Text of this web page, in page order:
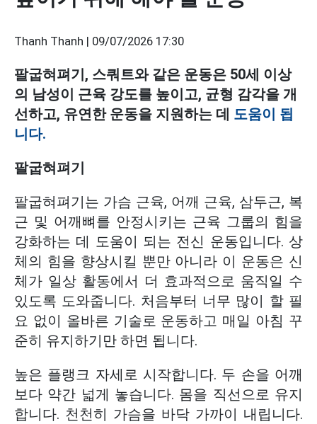
Thanh Thanh | 09/07/2026 17:30
팔굽혀펴기, 스쿼트와 같은 운동은 50세 이상
의 남성이 근육 강도를 높이고, 균형 감각을 개
선하고, 유연한 운동을 지원하는 데 도움이 됩
니다.
팔굽혀펴기
팔굽혀펴기는 가슴 근육, 어깨 근육, 삼두근, 복
근 및 어깨뼈를 안정시키는 근육 그룹의 힘을
강화하는 데 도움이 되는 전신 운동입니다. 상
체의 힘을 향상시킬 뿐만 아니라 이 운동은 신
체가 일상 활동에서 더 효과적으로 움직일 수
있도록 도와줍니다. 처음부터 너무 많이 할 필
요 없이 올바른 기술로 운동하고 매일 아침 꾸
준히 유지하기만 하면 됩니다.
높은 플랭크 자세로 시작합니다. 두 손을 어깨
보다 약간 넓게 놓습니다. 몸을 직선으로 유지
합니다. 천천히 가슴을 바닥 가까이 내립니다.